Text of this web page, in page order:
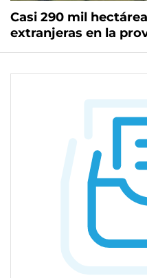
Casi 290 mil
extranjeras en la